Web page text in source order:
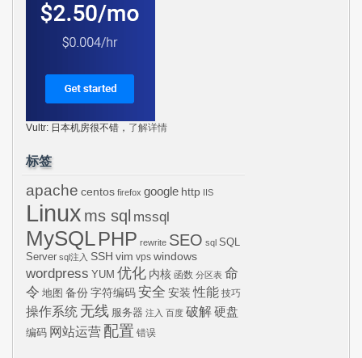
Vultr: 日本机房很不错， 了解详情
标签
apache centos firefox google http IIS
Linux ms sql mssql
MySQL PHP rewrite SEO sql SQL
Server sql注入 SSH vim vps windows
wordpress YUM 优化 内核 函数 分区表 命
令 地图 备份 字符编码 安全 安装 性能 技巧
操作系统 无线 服务器 注入 百度 破解硬盘
编码 网站运营 配置 错误